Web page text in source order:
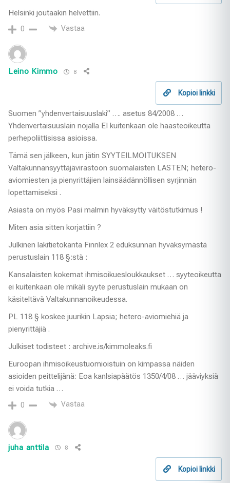
Helsinki joutaakin helvettiin.
0 Vastaa
Leino Kimmo 8
Kopioi linkki
Suomen ”yhdenvertaisuuslaki” …. asetus 84/2008 …
Yhdenvertaisuuslain nojalla EI kuitenkaan ole haasteoikeutta
perhepoliittisissa asioissa.
Tämä sen jälkeen, kun jätin SYYTEILMOITUKSEN
Valtakunnansyyttäjävirastoon suomalaisten LASTEN; hetero-
aviomiesten ja pienyrittäjien lainsäädännöllisen syrjinnän
lopettamiseksi .
Asiasta on myös Pasi malmin hyväksytty väitöstutkimus !
Miten asia sitten korjattiin ?
Julkinen lakitietokanta Finnlex 2 eduksunnan hyväksymästä
perustuslain 118 §:stä :
Kansalaisten kokemat ihmisoikuesloukkaukset … syyteoikeutta
ei kuitenkaan ole mikäli syyte perustuslain mukaan on
käsiteltävä Valtakunnanoikeudessa.
PL 118 § koskee juurikin Lapsia; hetero-aviomiehiä ja
pienyrittäjiä .
Julkiset todisteet : archive.is/kimmoleaks.fi
Euroopan ihmisoikeustuomioistuin on kimpassa näiden
asioiden peittelijänä: Eoa kanlsiapäätös 1350/4/08 … jääviyksiä
ei voida tutkia …
0 Vastaa
juha anttila 8
Kopioi linkki